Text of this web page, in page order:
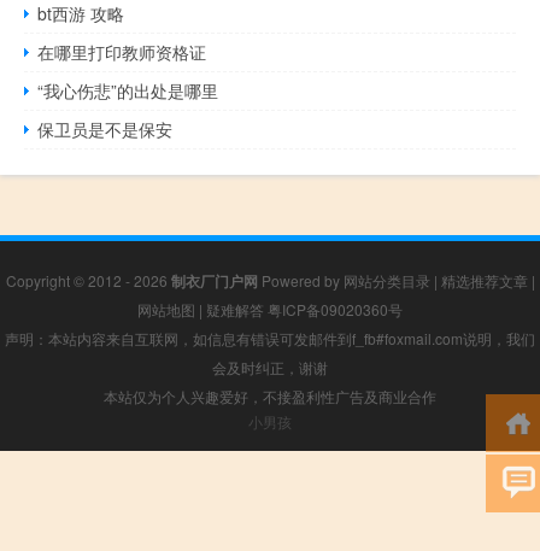
bt西游 攻略
在哪里打印教师资格证
“我心伤悲”的出处是哪里
保卫员是不是保安
Copyright © 2012 - 2026 制衣厂门户网 Powered by 网站分类目录 | 精选推荐文章 |
网站地图 | 疑难解答 粤ICP备09020360号
声明：本站内容来自互联网，如信息有错误可发邮件到f_fb#foxmail.com说明，我们
会及时纠正，谢谢
本站仅为个人兴趣爱好，不接盈利性广告及商业合作
小男孩